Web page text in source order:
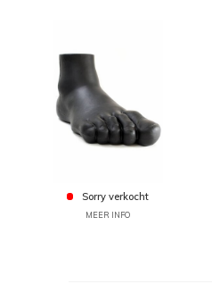
Sorry verkocht
MEER INFO